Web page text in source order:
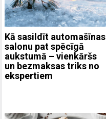
Kā sasildīt automašīnas
salonu pat spēcīgā
aukstumā – vienkāršs
un bezmaksas triks no
ekspertiem